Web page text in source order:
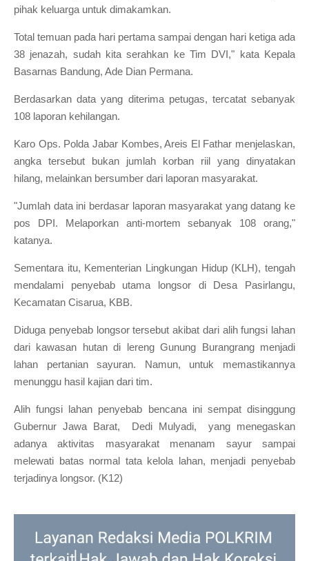
pihak keluarga untuk dimakamkan.
Total temuan pada hari pertama sampai dengan hari ketiga ada
38 jenazah, sudah kita serahkan ke Tim DVI," kata Kepala
Basarnas Bandung, Ade Dian Permana.
Berdasarkan data yang diterima petugas, tercatat sebanyak
108 laporan kehilangan.
Karo Ops. Polda Jabar Kombes, Areis El Fathar menjelaskan,
angka tersebut bukan jumlah korban riil yang dinyatakan
hilang, melainkan bersumber dari laporan masyarakat.
"Jumlah data ini berdasar laporan masyarakat yang datang ke
pos DPI. Melaporkan anti-mortem sebanyak 108 orang,"
katanya.
Sementara itu, Kementerian Lingkungan Hidup (KLH), tengah
mendalami penyebab utama longsor di Desa Pasirlangu,
Kecamatan Cisarua, KBB.
Diduga penyebab longsor tersebut akibat dari alih fungsi lahan
dari kawasan hutan di lereng Gunung Burangrang menjadi
lahan pertanian sayuran. Namun, untuk memastikannya
menunggu hasil kajian dari tim.
Alih fungsi lahan penyebab bencana ini sempat disinggung
Gubernur Jawa Barat, Dedi Mulyadi, yang menegaskan
adanya aktivitas masyarakat menanam sayur sampai
melewati batas normal tata kelola lahan, menjadi penyebab
terjadinya longsor. (K12)